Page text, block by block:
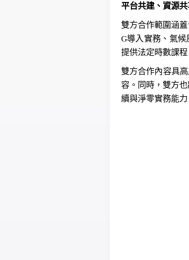
平台共建、資源
雙方合作範圍涵
G導入實務、氣
提供法定時數課
雙方合作內容具
容。同時，雙方
續與淨零實務能